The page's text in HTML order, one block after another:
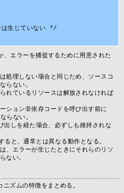
は生じていない */
、エラーを捕捉するために用意された
処理しない場合と同じため、ソースコ
らない。
れているリソースは解放されなければ
ション非依存コードを呼び出す前に
らない。
出しを経た場合、必ずしも維持されな
ると、通常とは異なる動作となる。
、エラーが生じたときにそれらのリソ
ない。
ズムの特徴をまとめる。